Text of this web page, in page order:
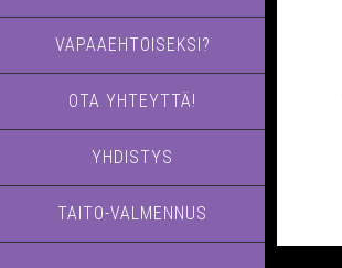
VAPAAEHTOISEKSI?
OTA YHTEYTTÄ!
YHDISTYS
TAITO-VALMENNUS